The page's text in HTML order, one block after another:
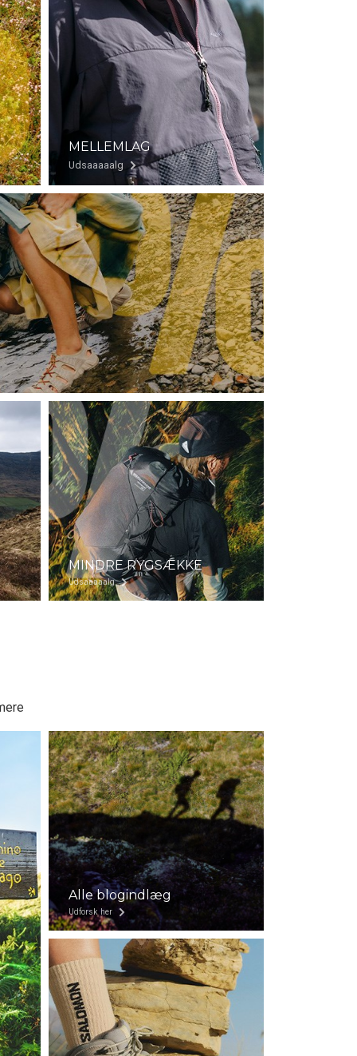
MELLEMLAG
Udsaaaaalg
MINDRE RYGSÆKKE
Udsaaaaalg
Alle blogindlæg
Udforsk her